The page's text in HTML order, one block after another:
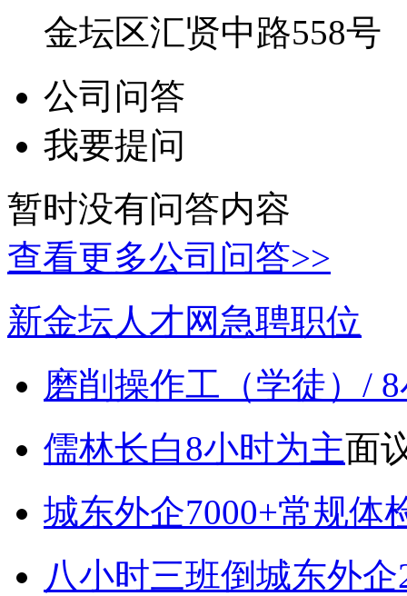
金坛区汇贤中路558号
公司问答
我要提问
暂时没有问答内容
查看更多公司问答>>
新金坛人才网急聘职位
磨削操作工（学徒）/
儒林长白8小时为主面
城东外企7000+常规体
八小时三班倒城东外企